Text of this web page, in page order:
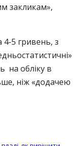
закликам»,
4-5 гривень, з
на обліку в
ніж «додачею